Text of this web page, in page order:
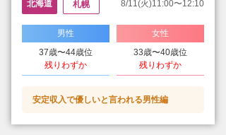
北海道 札幌 8/11(火)11:00〜12:10
男性
37歳〜44歳位
残りわずか
女性
33歳〜40歳位
残りわずか
安定収入で優しいと言われる男性編